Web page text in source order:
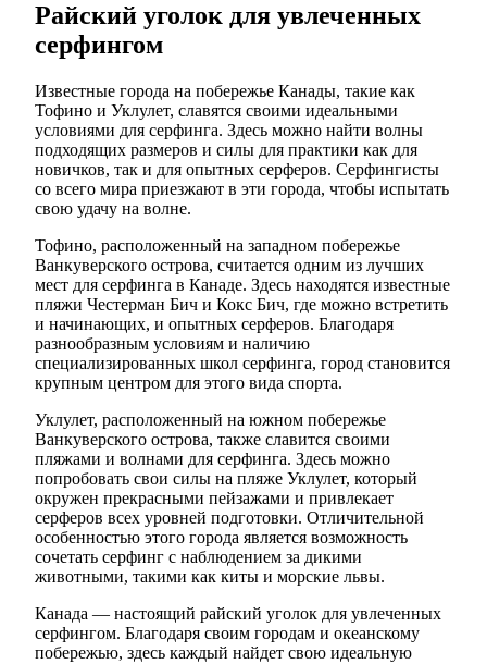
Райский уголок для увлеченных
серфингом
Известные города на побережье Канады, такие как
Тофино и Уклулет, славятся своими идеальными
условиями для серфинга. Здесь можно найти волны
подходящих размеров и силы для практики как для
новичков, так и для опытных серферов. Серфингисты
со всего мира приезжают в эти города, чтобы испытать
свою удачу на волне.
Тофино, расположенный на западном побережье
Ванкуверского острова, считается одним из лучших
мест для серфинга в Канаде. Здесь находятся известные
пляжи Честерман Бич и Кокс Бич, где можно встретить
и начинающих, и опытных серферов. Благодаря
разнообразным условиям и наличию
специализированных школ серфинга, город становится
крупным центром для этого вида спорта.
Уклулет, расположенный на южном побережье
Ванкуверского острова, также славится своими
пляжами и волнами для серфинга. Здесь можно
попробовать свои силы на пляже Уклулет, который
окружен прекрасными пейзажами и привлекает
серферов всех уровней подготовки. Отличительной
особенностью этого города является возможность
сочетать серфинг с наблюдением за дикими
животными, такими как киты и морские львы.
Канада — настоящий райский уголок для увлеченных
серфингом. Благодаря своим городам и океанскому
побережью, здесь каждый найдет свою идеальную